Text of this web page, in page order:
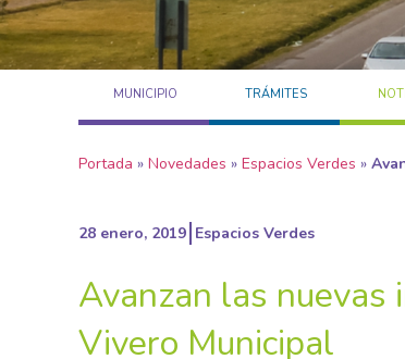
MUNICIPIO TRÁMITES
Portada » Novedades » Espacios Verdes »
28 enero, 2019 Espacios Verdes
Avanzan las nuevas
Vivero Municipal